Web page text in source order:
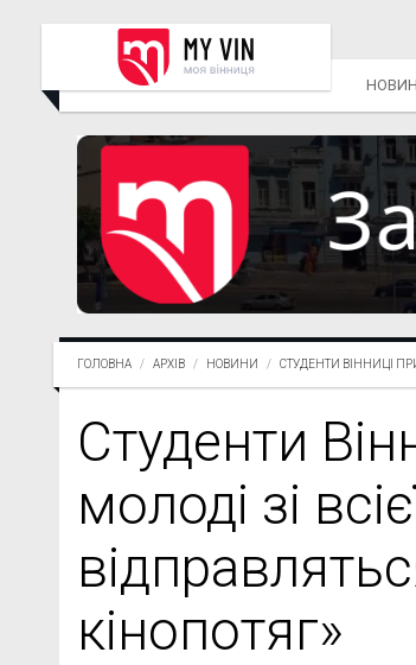
ГОЛОВНА АРХІВ НОВИНИ СТУДЕНТИ ВІННИЦІ
Студенти
молоді зі
кінопотяг»